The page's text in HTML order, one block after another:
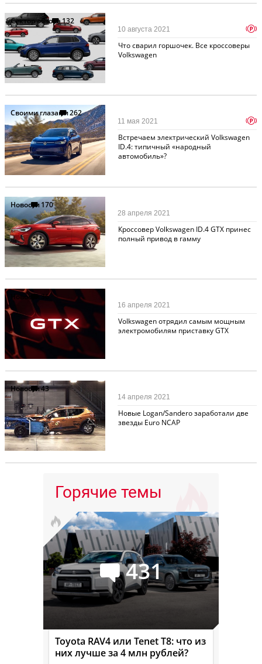
Сектор обзора132
Что сварил горшочек. Все кроссоверы
Volkswagen
10 августа 2021 p
Своими глазами262
Встречаем электрический Volkswagen
ID.4: типичный «народный
автомобиль»?
11 мая 2021 p
Новости170
Кроссовер Volkswagen ID.4 GTX принес
полный привод в гамму
28 апреля 2021
Новости36
Volkswagen отрядил самым мощным
электромобилям приставку GTX
16 апреля 2021
Новости43
Новые Logan/Sandero заработали две
звезды Euro NCAP
14 апреля 2021
Горячие темы
431
Toyota RAV4 или Tenet T8: что из
них лучше за 4 млн рублей?